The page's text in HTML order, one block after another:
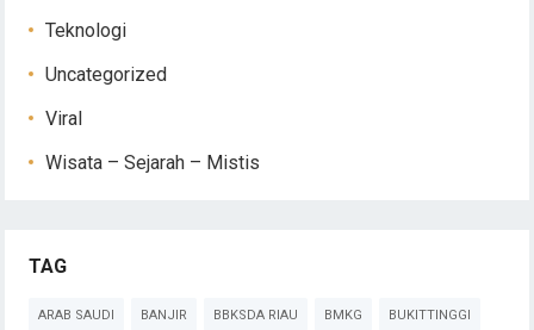
Teknologi
Uncategorized
Viral
Wisata – Sejarah – Mistis
TAG
ARAB SAUDI BANJIR BBKSDA RIAU BMKG BUKITTINGGI